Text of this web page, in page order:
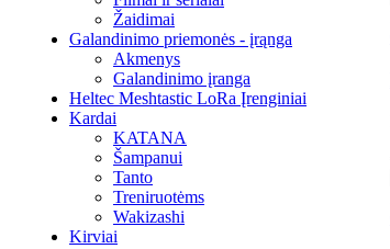
Žaidimai
Galandinimo priemonės - įrąnga
Akmenys
Galandinimo įranga
Heltec Meshtastic LoRa Įrenginiai
Kardai
KATANA
Šampanui
Tanto
Treniruotėms
Wakizashi
Kirviai